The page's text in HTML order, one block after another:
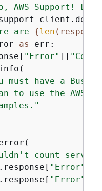
AWS Support!
are {len
as err:
"Error" ][ "Code"
must have a
to use the AWS
count
"Error"
"Error"